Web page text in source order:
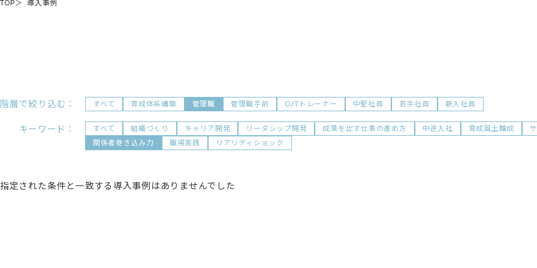
TOP 導入事例
階層で絞り込む： すべて 育成体系構築 管理職 管理職手前 OJTトレーナー 中堅社員 若手社員 新入社員
キーワード： すべて 組織づくり キャリア開発 リーダシップ開発 成果を出す仕事の進め方 中途入社 育成風土醸成
関係者巻き込み力
職場実践 リアリティショック
指定された条件と一致する導入事例はありませんでした